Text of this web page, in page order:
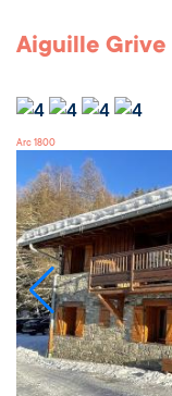
Aiguille Grive
Arc 1800